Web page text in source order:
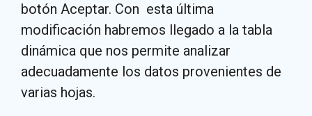
botón Aceptar. Con esta última
modificación habremos llegado a la tabla
dinámica que nos permite analizar
adecuadamente los datos provenientes de
varias hojas.